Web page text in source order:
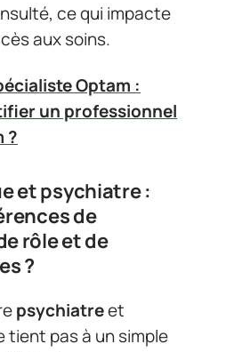
ce qui impacte
aux soins.
Optam :
un professionnel
?
et psychiatre :
de
rôle et de
?
psychiatreet
tient pas à un simple